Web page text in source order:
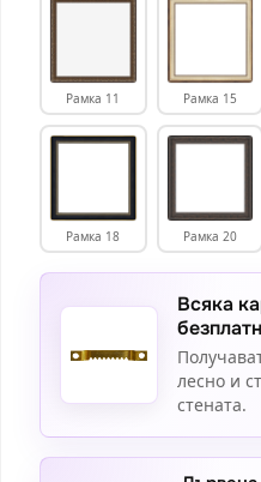
Рамка 11 Рамка 15
Рамка 18 Рамка 20
Всяка
лесно и
стената.